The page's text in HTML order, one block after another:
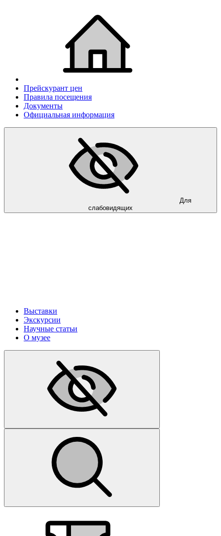
Прейскурант цен
Правила посещения
Документы
Официальная информация
Для
слабовидящих
Выставки
Экскурсии
Научные статьи
О музее